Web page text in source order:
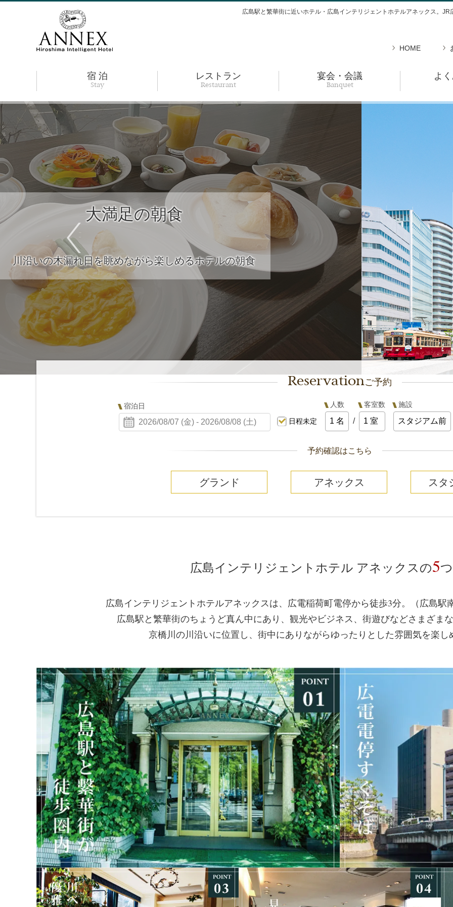
広島駅と繁華街に近いホテル・広島インテリジェントホテルアネックス。
HOME
宿 泊
Stay
レストラン
Restaurant
宴会・会議
Banquet
よ
広島駅と繁華街が徒歩圏内
広電電停がすぐそばにあり、アクセス抜群！
観光にビジネスに便利な立地です
Reservationご予約
宿泊日
日程未定
人数
/
客室数 施設
予約確認はこちら
グランド アネックス スタ
広島インテリジェントホテル アネックスの5
広島インテリジェントホテルアネックスは、広電稲荷町電停から徒歩3分。（広島
広島駅と繁華街のちょうど真ん中にあり、観光やビジネス、街遊びなどさまざま
京橋川の川沿いに位置し、街中にありながらゆったりとした雰囲気を楽し